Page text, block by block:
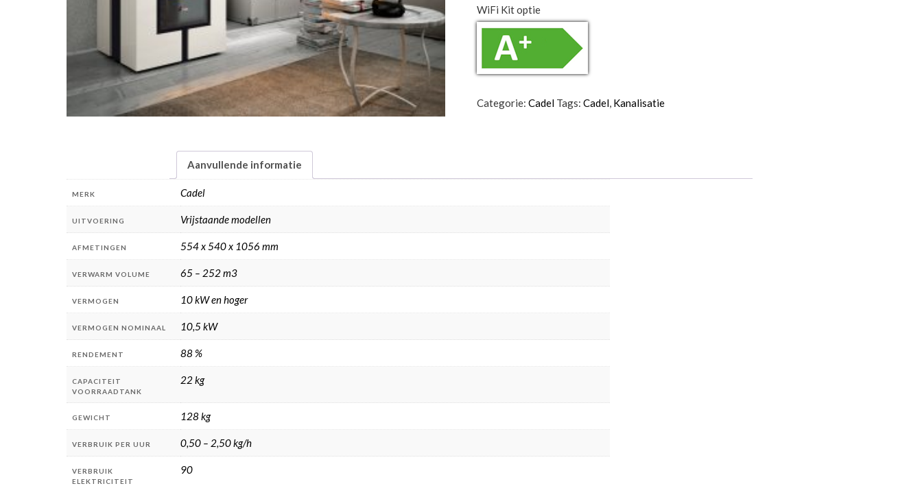
WiFi Kit optie
Categorie: Cadel Tags: Cadel, Kanalisatie
Aanvullende informatie
MERK Cadel
UITVOERING Vrijstaande modellen
AFMETINGEN 554 x 540 x 1056 mm
VERWARM VOLUME 65 – 252 m3
VERMOGEN 10 kW en hoger
VERMOGEN NOMINAAL 10,5 kW
RENDEMENT 88 %
CAPACITEIT
VOORRAADTANK
22 kg
GEWICHT 128 kg
VERBRUIK PER UUR 0,50 – 2,50 kg/h
VERBRUIK
ELEKTRICITEIT
90